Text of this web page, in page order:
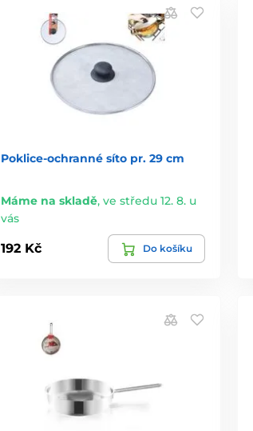
Poklice-ochranné síto pr. 29 cm
Máme na skladě, ve středu 12. 8. u
vás
192 Kč Do košíku